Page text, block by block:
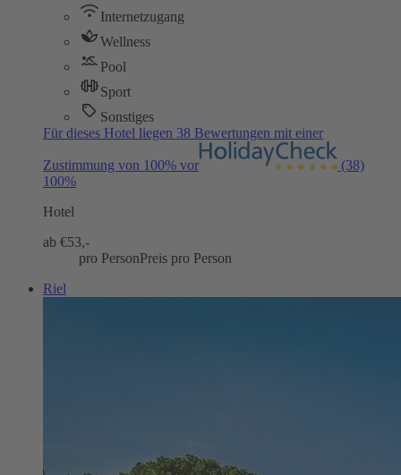
Internetzugang
Wellness
Pool
Sport
Sonstiges
Für dieses Hotel liegen 38 Bewertungen mit einer
Zustimmung von 100% vor
(38)
100%
Hotel
ab €53,-
pro PersonPreis pro Person
Riel